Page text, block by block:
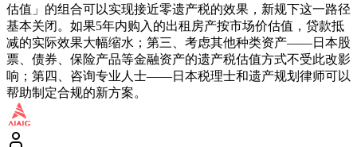
估值」的组合可以实现接近零遗产税的效果，新规下这一路径
基本关闭。如果5年内购入的出租房产按市场价估值，贷款抵
减的实际效果大幅缩水；第三、考虑其他种类资产——日本股
票、债券、保险产品等金融资产的遗产税估值方式不受此改影
响；第四、咨询专业人士——日本税理士和遗产规划律师可以
帮助制定合规的新方案。